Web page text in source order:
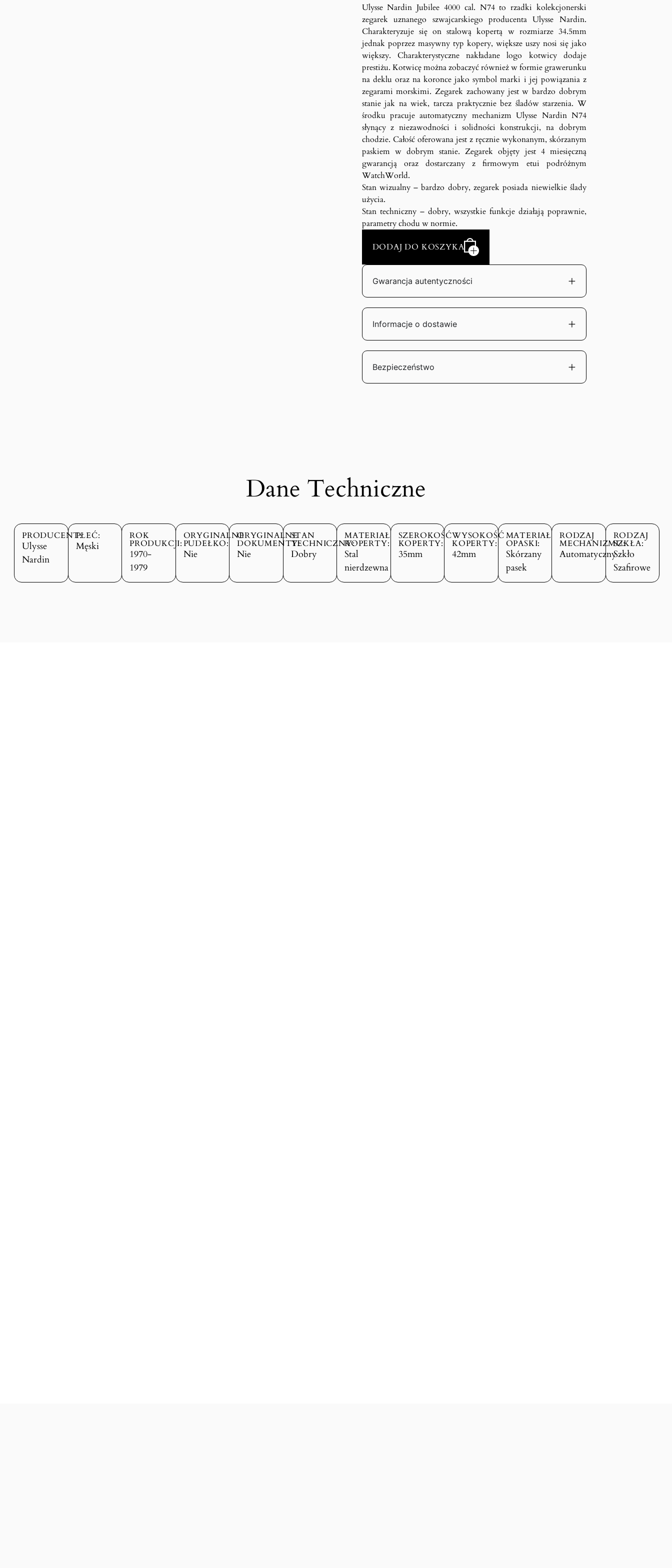
Ulysse Nardin Jubilee 4000 cal. N74 to rzadki kolekcjonerski
zegarek uznanego szwajcarskiego producenta Ulysse Nardin.
Charakteryzuje się on stalową kopertą w rozmiarze 34.5mm
jednak poprzez masywny typ kopery, większe uszy nosi się jako
większy. Charakterystyczne nakładane logo kotwicy dodaje
prestiżu. Kotwicę można zobaczyć również w formie grawerunku
na deklu oraz na koronce jako symbol marki i jej powiązania z
zegarami morskimi. Zegarek zachowany jest w bardzo dobrym
stanie jak na wiek, tarcza praktycznie bez śladów starzenia. W
środku pracuje automatyczny mechanizm Ulysse Nardin N74
słynący z niezawodności i solidności konstrukcji, na dobrym
chodzie. Całość oferowana jest z ręcznie wykonanym, skórzanym
paskiem w dobrym stanie. Zegarek objęty jest 4 miesięczną
gwarancją oraz dostarczany z firmowym etui podróżnym
WatchWorld.
Stan wizualny – bardzo dobry, zegarek posiada niewielkie ślady
użycia.
Stan techniczny – dobry, wszystkie funkcje działają poprawnie,
parametry chodu w normie.
DODAJ DO KOSZYKA
Gwarancja autentyczności
Informacje o dostawie
Bezpieczeństwo
Dane Techniczne
PRODUCENT:
Ulysse
Nardin
PŁEĆ:
Męski
ROK
PRODUKCJI:
1970-
1979
ORYGINALNE
PUDEŁKO:
Nie
ORYGINALNE
DOKUMENTY:
Nie
STAN
TECHNICZNY:
Dobry
MATERIAŁ
KOPERTY:
Stal
nierdzewna
SZEROKOŚĆ
KOPERTY:
35mm
WYSOKOŚĆ
KOPERTY:
42mm
MATERIAŁ
OPASKI:
Skórzany
pasek
RODZAJ
MECHANIZMU:
Automatyczny
RODZAJ
SZKŁA:
Szkło
Szafirowe